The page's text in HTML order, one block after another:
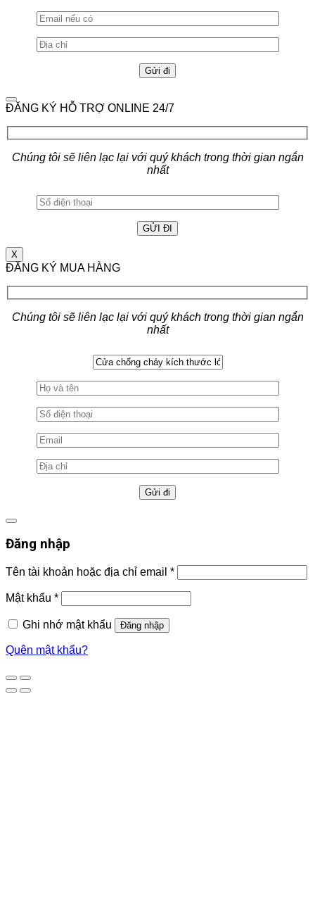
ĐĂNG KÝ HỖ TRỢ ONLINE 24/7
Chúng tôi sẽ liên lạc lại với quý khách trong thời gian ngắn
nhất
X
ĐĂNG KÝ MUA HÀNG
Chúng tôi sẽ liên lạc lại với quý khách trong thời gian ngắn
nhất
Đăng nhập
Tên tài khoản hoặc địa chỉ email *
Mật khẩu *
Ghi nhớ mật khẩu Đăng nhập
Quên mật khẩu?